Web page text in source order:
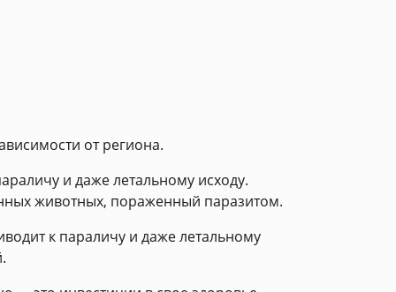
от региона.
и даже летальному исходу.
животных, пораженный паразитом.
к параличу и даже летальному